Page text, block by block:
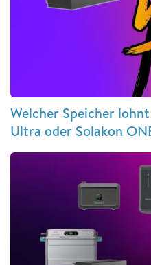
Welcher Speicher
Ultra oder Solakon